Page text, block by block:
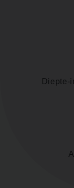
Diepte-